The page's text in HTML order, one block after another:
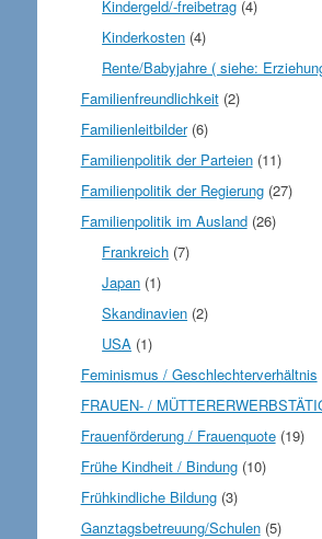
Kindergeld/-freibetrag (4)
Kinderkosten (4)
Rente/Babyjahre ( siehe:
Familienfreundlichkeit(2)
Familienleitbilder(6)
Familienpolitik der Parteien(11)
Familienpolitik der Regierung(27)
Familienpolitik im Ausland(26)
Frankreich (7)
Japan (1)
Skandinavien (2)
USA (1)
Feminismus / Geschlechterverhältnis
FRAUEN- /
Frauenförderung / Frauenquote(19)
Frühe Kindheit / Bindung(10)
Frühkindliche Bildung(3)
Ganztagsbetreuung/Schulen(5)